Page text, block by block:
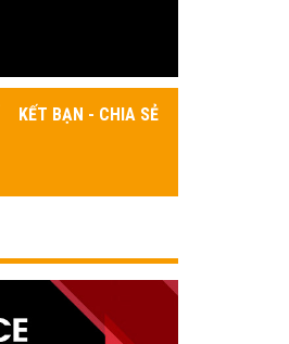
KẾT BẠN - CHIA SẺ